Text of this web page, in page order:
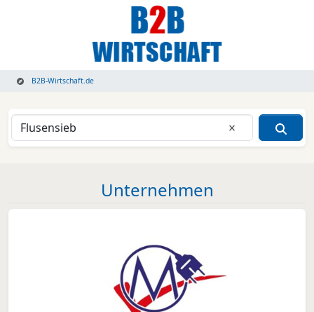
B2B-Wirtschaft.de
Eingabe
Unternehmen